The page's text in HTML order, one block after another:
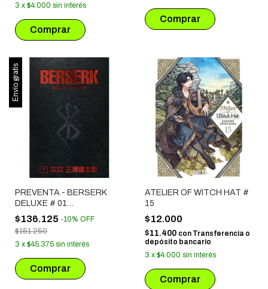
3 x $4.000 sin interés
Envío gratis
PREVENTA - BERSERK
DELUXE # 01
(LANZAMIENTO
SEPTIEMBRE 2026)
$136.125 -10% OFF
$151.250
3 x $45.375 sin interés
ATELIER OF WITCH HAT #
15
$12.000
$11.400 con Transferencia o
depósito bancario
3 x $4.000 sin interés